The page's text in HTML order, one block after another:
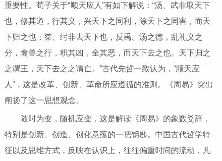
重要性。荀子关于“顺天应人”有如下解说：“汤、武非取天下
也，修其道，行其义，兴天下之同利，除天下之同害，而天
下归之也；桀、纣非去天下也，反禹、汤之德，乱礼义之
分，禽兽之行，积其凶，全其恶，而天下去之也。天下归之
之谓王，天下去之之谓亡。”古代先哲一致认为，“顺天应
人”，这是改革、创新、革命所应遵循的准则。《周易》突出
阐扬了这一思想观念。
随时为变，随机应变，这是解读《周易》的象数爻辞，
特别是创新、创造、创化意蕴的一把钥匙。中国古代哲学特
征以及思维方式，反映在认识上，往往偏重时间的流动，凡